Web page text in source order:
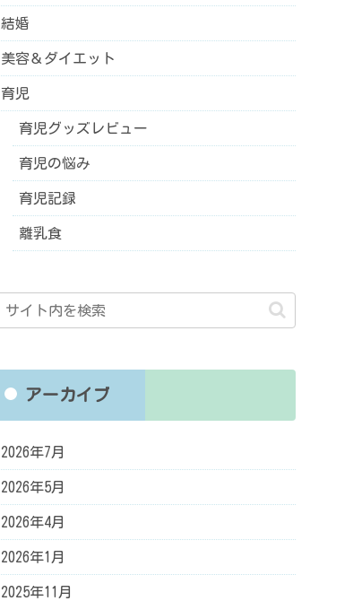
結婚
美容＆ダイエット
育児
育児グッズレビュー
育児の悩み
育児記録
離乳食
アーカイブ
2026年7月
2026年5月
2026年4月
2026年1月
2025年11月